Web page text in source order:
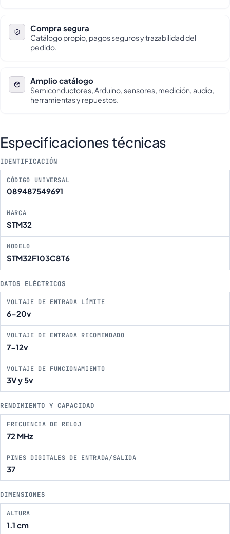
Compra segura
Catálogo propio, pagos seguros y trazabilidad del
pedido.
Amplio catálogo
Semiconductores, Arduino, sensores, medición, audio,
herramientas y repuestos.
Especificaciones técnicas
IDENTIFICACIÓN
CÓDIGO UNIVERSAL
089487549691
MARCA
STM32
MODELO
STM32F103C8T6
DATOS ELÉCTRICOS
VOLTAJE DE ENTRADA LÍMITE
6-20v
VOLTAJE DE ENTRADA RECOMENDADO
7-12v
VOLTAJE DE FUNCIONAMIENTO
3V y 5v
RENDIMIENTO Y CAPACIDAD
FRECUENCIA DE RELOJ
72 MHz
PINES DIGITALES DE ENTRADA/SALIDA
37
DIMENSIONES
ALTURA
1.1 cm